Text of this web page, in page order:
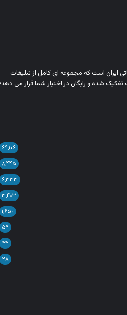
ایران است که مجموعه‌ ای کامل از تبلیغات
تفکیک‌ شده و رایگان در اختیار شما قرار می‌ دهد؛
۶۹,۱۰۶
۸,۴۴۵
۶,۳۳۳
۳,۴۰۳
۱,۶۵۰
۵۹
۴۴
۲۸